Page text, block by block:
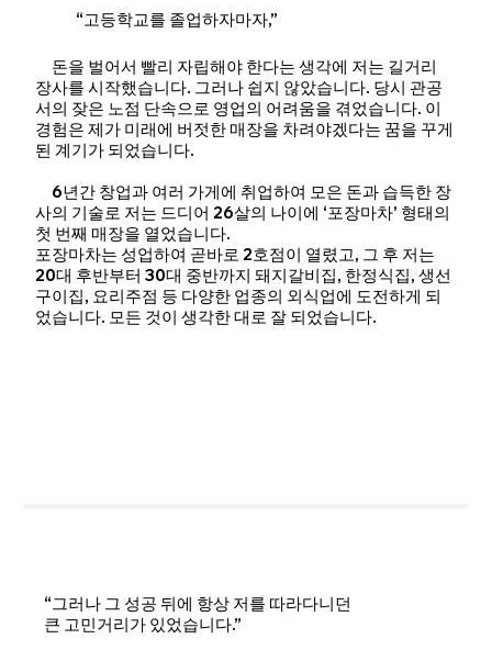
“고등학교를 졸업하자마자,”
돈을 벌어서 빨리 자립해야 한다는 생각에 저는 길거리
장사를 시작했습니다. 그러나 쉽지 않았습니다. 당시 관공
서의 잦은 노점 단속으로 영업의 어려움을 겪었습니다. 이
경험은 제가 미래에 버젓한 매장을 차려야겠다는 꿈을 꾸게
된 계기가 되었습니다.
6년간 창업과 여러 가게에 취업하여 모은 돈과 습득한 장
사의 기술로 저는 드디어 26살의 나이에 ‘포장마차’ 형태의
첫 번째 매장을 열었습니다.
포장마차는 성업하여 곧바로 2호점이 열렸고, 그 후 저는
20대 후반부터 30대 중반까지 돼지갈비집, 한정식집, 생선
구이집, 요리주점 등 다양한 업종의 외식업에 도전하게 되
었습니다. 모든 것이 생각한 대로 잘 되었습니다.
“그러나 그 성공 뒤에 항상 저를 따라다니던
큰 고민거리가 있었습니다.”